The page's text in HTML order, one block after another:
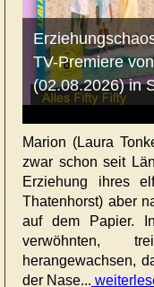
TV-Premiere
(02.08.2026) in
Marion (Laura
zwar schon seit
Erziehung ihres
Thatenhorst) aber
auf dem Papier.
verwöhnten,
herangewachsen,
der Nase...